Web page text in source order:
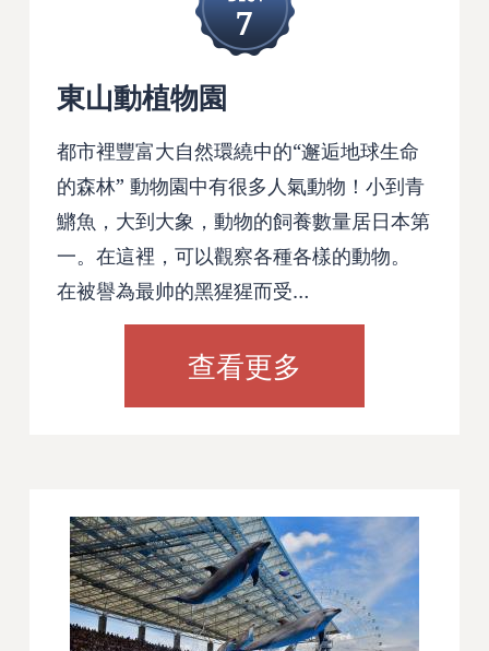
7
東山動植物園
都市裡豐富大自然環繞中的“邂逅地球生命
的森林” 動物園中有很多人氣動物！小到青
鱂魚，大到大象，動物的飼養數量居日本第
一。在這裡，可以觀察各種各樣的動物。
在被譽為最帅的黑猩猩而受…
查看更多